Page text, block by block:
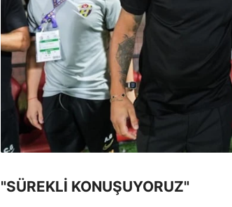
"SÜREKLİ KONUŞUYORUZ"